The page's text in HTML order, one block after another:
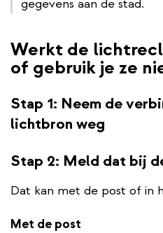
gegevens aan de stad.
Werkt de
of gebruik je ze
Stap 1: Neem de
lichtbron weg
Stap 2: Meld dat bij
Dat kan met de post of in
Met de post